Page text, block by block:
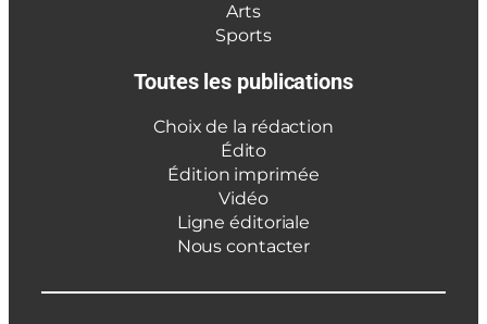
Arts
Sports
Toutes les publications
Choix de la rédaction
Édito
Édition imprimée
Vidéo
Ligne éditoriale
Nous contacter